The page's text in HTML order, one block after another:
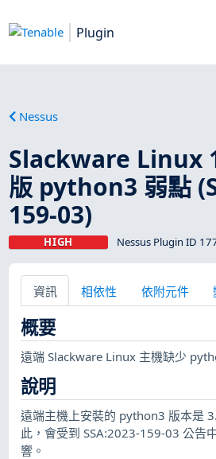
Plugin
Nessus
Slackware Linux
版 python3 弱點
159-03)
HIGH Nessus Plugin ID
資訊 相依性 依附元件
概要
遠端 Slackware Linux 主機缺少
說明
遠端主機上安裝的 python3 版本是
此，會受到 SSA:2023-159-03 公告
響。